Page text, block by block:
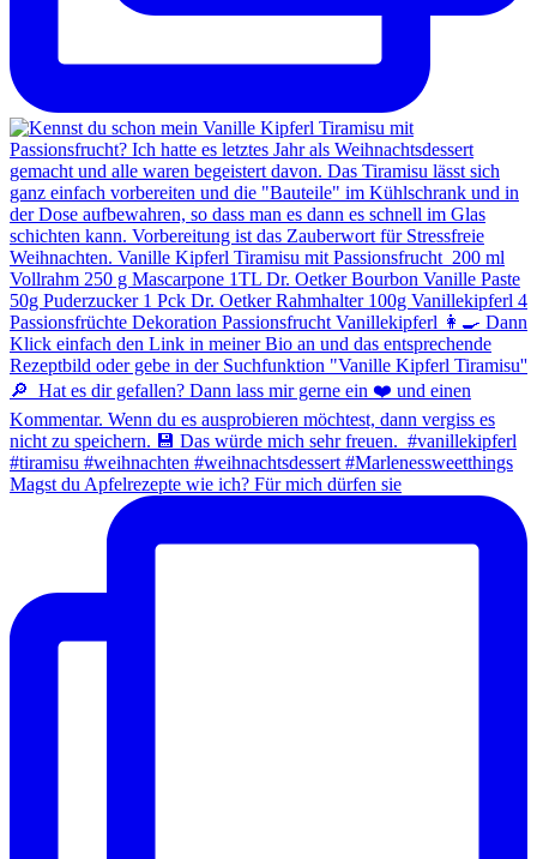
Magst du Apfelrezepte wie ich? Für mich dürfen sie